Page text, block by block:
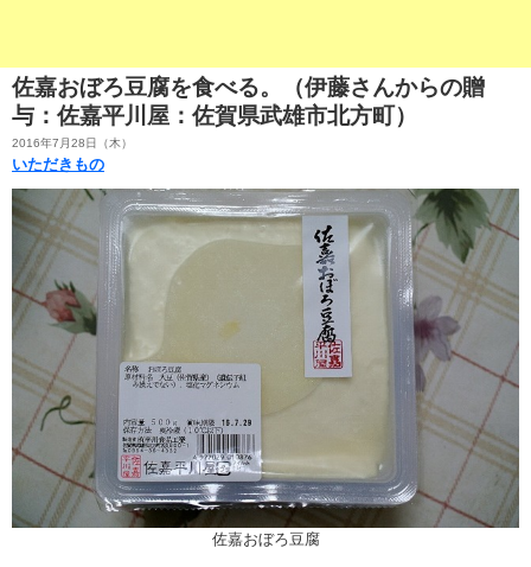
佐嘉おぼろ豆腐を食べる。（伊藤さんからの贈
与：佐嘉平川屋：佐賀県武雄市北方町）
2016年7月28日（木）
いただきもの
佐嘉おぼろ豆腐